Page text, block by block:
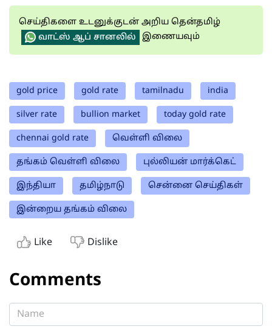
செய்திகளை உடனுக்குடன் அறிய தென்தமிழ்
வாட்ஸ் ஆப் சானலில்
இணையவும்
gold price gold rate tamilnadu india
silver rate bullion market today gold rate
chennai gold rate வெள்ளி விலை
தங்கம் வெள்ளி விலை புல்லியன் மார்க்கெட்
இந்தியா தமிழ்நாடு சென்னை செய்திகள்
இன்றைய தங்கம் விலை
Like Dislike
Comments